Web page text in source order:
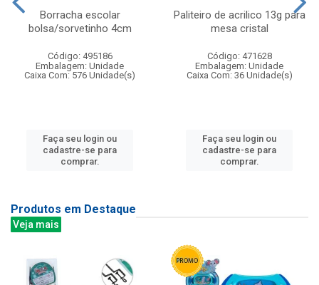
Borracha escolar
bolsa/sorvetinho 4cm
Código: 495186
Embalagem: Unidade
Caixa Com: 576 Unidade(s)
Faça seu login ou
cadastre-se para
comprar.
Paliteiro de acrilico 13g para
mesa cristal
Código: 471628
Embalagem: Unidade
Caixa Com: 36 Unidade(s)
Faça seu login ou
cadastre-se para
comprar.
Produtos em Destaque
Veja mais